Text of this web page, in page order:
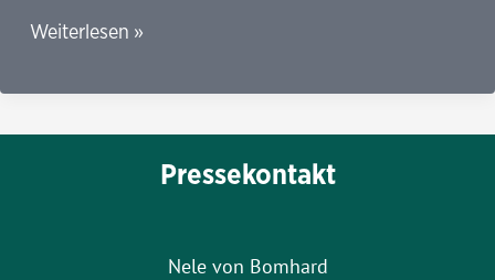
Die
Möglichkeiten
von
Weiterlesen »
Pressekontakt
Nele von Bomhard